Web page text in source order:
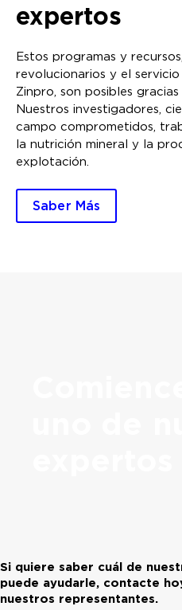
expertos
Estos programas y
revolucionarios y el
Zinpro, son posibles
Nuestros investigadores,
campo comprometidos,
la nutrición mineral y la
explotación.
Saber Más
Si quiere saber cuál de
puede ayudarle, contacte
nuestros representantes.